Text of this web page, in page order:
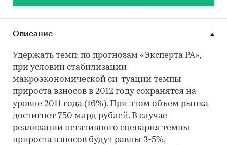
Описание
Удержать темп: по прогнозам «Эксперта РА»,
при условии стабилизации
макроэкономической си-туации темпы
прироста взносов в 2012 году сохранятся на
уровне 2011 года (16%). При этом объем рынка
достигнет 750 млрд рублей. В случае
реализации негативного сценария темпы
прироста взносов будут равны 3-5%,